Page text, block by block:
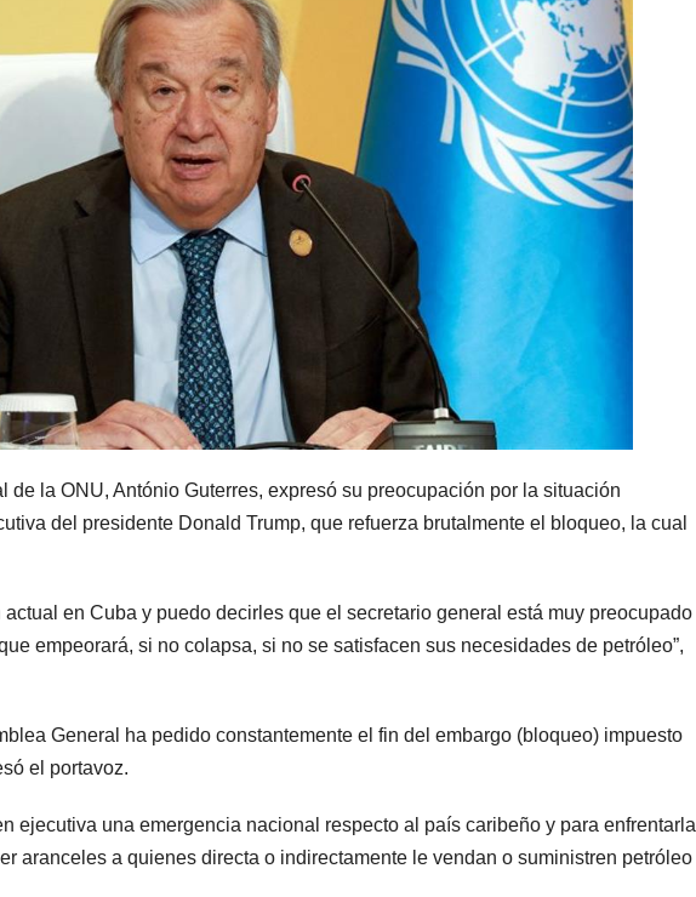
de la ONU, António Guterres, expresó su preocupación por la situación
del presidente Donald Trump, que refuerza brutalmente el bloqueo, la cual
en Cuba y puedo decirles que el secretario general está muy preocupado
empeorará, si no colapsa, si no se satisfacen sus necesidades de petróleo”,
General ha pedido constantemente el fin del embargo (bloqueo) impuesto
el portavoz.
ejecutiva una emergencia nacional respecto al país caribeño y para enfrentarla
aranceles a quienes directa o indirectamente le vendan o suministren petróleo